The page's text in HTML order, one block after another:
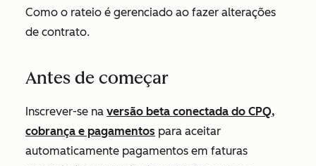
Como o rateio é gerenciado ao fazer alterações
de contrato.
Antes de começar
Inscrever-se na versão beta conectada do CPQ,
cobrança e pagamentos para aceitar
automaticamente pagamentos em faturas